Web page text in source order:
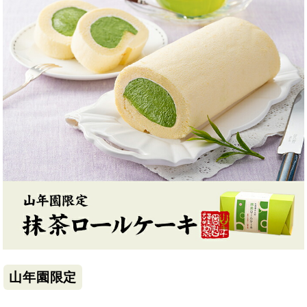
山年園限定